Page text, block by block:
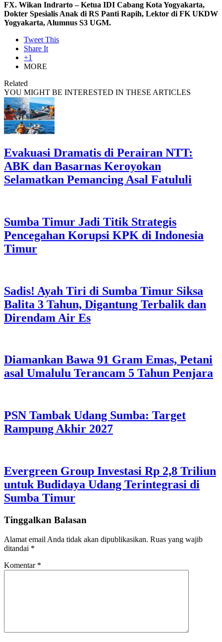
FX. Wikan Indrarto – Ketua IDI Cabang Kota Yogyakarta,
Dokter Spesialis Anak di RS Panti Rapih, Lektor di FK UKDW
Yogyakarta, Alumnus S3 UGM.
Tweet This
Share It
+1
MORE
Related
YOU MIGHT BE INTERESTED IN THESE ARTICLES
Evakuasi Dramatis di Perairan NTT:
ABK dan Basarnas Keroyokan
Selamatkan Pemancing Asal Fatululi
Sumba Timur Jadi Titik Strategis
Pencegahan Korupsi KPK di Indonesia
Timur
Sadis! Ayah Tiri di Sumba Timur Siksa
Balita 3 Tahun, Digantung Terbalik dan
Direndam Air Es
Diamankan Bawa 91 Gram Emas, Petani
asal Umalulu Terancam 5 Tahun Penjara
PSN Tambak Udang Sumba: Target
Rampung Akhir 2027
Evergreen Group Investasi Rp 2,8 Triliun
untuk Budidaya Udang Terintegrasi di
Sumba Timur
Tinggalkan Balasan
Alamat email Anda tidak akan dipublikasikan. Ruas yang wajib
ditandai *
Komentar *